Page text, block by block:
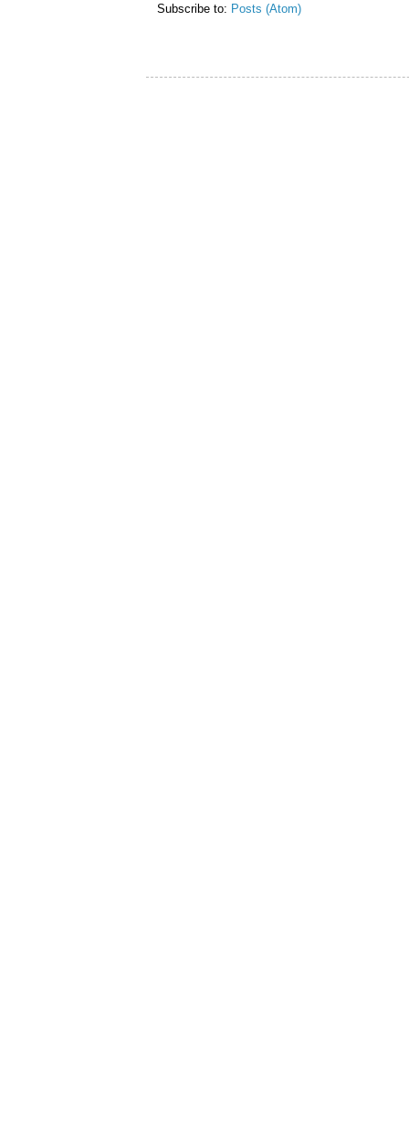
Subscribe to: Posts (Atom)